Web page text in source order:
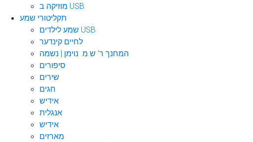
מוזיקה ב USB
תקליטורי שמע
שמע לילדים USB
לחיים קינדער
המחנך ר' ש.מ. נוימן | נשמה
סיפורים
שירים
חגים
אידיש
אנגלית
אידיש
מארזים